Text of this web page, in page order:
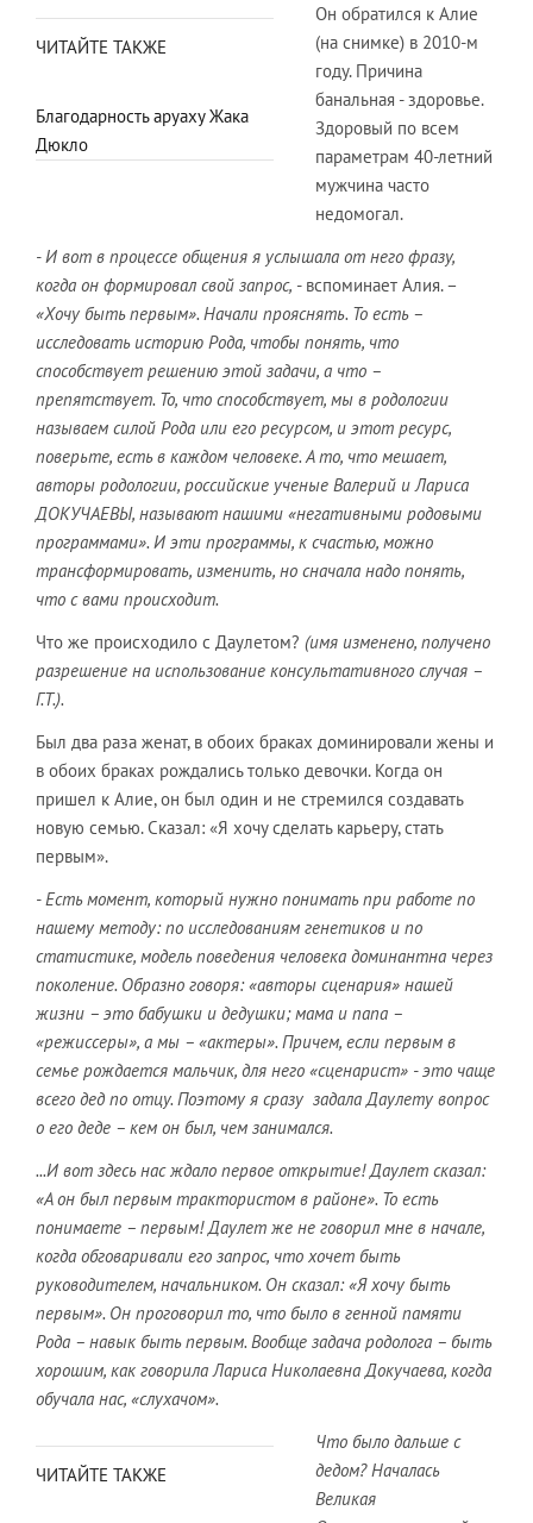
ЧИТАЙТЕ ТАКЖЕ
Благодарность аруаху Жака
Дюкло
Он обратился к Алие
(на снимке) в 2010-м
году. Причина
банальная - здоровье.
Здоровый по всем
параметрам 40-летний
мужчина часто
недомогал.
- И вот в процессе общения я услышала от него фразу,
когда он формировал свой запрос, - вспоминает Алия. –
«Хочу быть первым». Начали прояснять. То есть –
исследовать историю Рода, чтобы понять, что
способствует решению этой задачи, а что –
препятствует. То, что способствует, мы в родологии
называем силой Рода или его ресурсом, и этот ресурс,
поверьте, есть в каждом человеке. А то, что мешает,
авторы родологии, российские ученые Валерий и Лариса
ДОКУЧАЕВЫ, называют нашими «негативными родовыми
программами». И эти программы, к счастью, можно
трансформировать, изменить, но сначала надо понять,
что с вами происходит.
Что же происходило с Даулетом? (имя изменено, получено
разрешение на использование консультативного случая –
Г.Т.).
Был два раза женат, в обоих браках доминировали жены и
в обоих браках рождались только девочки. Когда он
пришел к Алие, он был один и не стремился создавать
новую семью. Сказал: «Я хочу сделать карьеру, стать
первым».
- Есть момент, который нужно понимать при работе по
нашему методу: по исследованиям генетиков и по
статистике, модель поведения человека доминантна через
поколение. Образно говоря: «авторы сценария» нашей
жизни – это бабушки и дедушки; мама и папа –
«режиссеры», а мы – «актеры». Причем, если первым в
семье рождается мальчик, для него «сценарист» - это чаще
всего дед по отцу. Поэтому я сразу задала Даулету вопрос
о его деде – кем он был, чем занимался.
...И вот здесь нас ждало первое открытие! Даулет сказал:
«А он был первым трактористом в районе». То есть
понимаете – первым! Даулет же не говорил мне в начале,
когда обговаривали его запрос, что хочет быть
руководителем, начальником. Он сказал: «Я хочу быть
первым». Он проговорил то, что было в генной памяти
Рода – навык быть первым. Вообще задача родолога – быть
хорошим, как говорила Лариса Николаевна Докучаева, когда
обучала нас, «слухачом».
ЧИТАЙТЕ ТАКЖЕ
Что было дальше с
дедом? Началась
Великая